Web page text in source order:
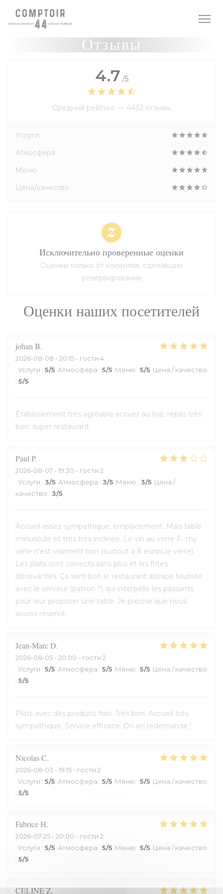
Панель управления cookies
Отзывы
Оценки наших посетителей
johan B
2026-08-08 - 20:15 - гости 4
Услуги : 5/5 Атмосфера : 5/5 Меню : 5/5 Цена / качество
: 5/5
Établissement très agréable accueil au top, repas très
bon. super restaurant.
Paul P
2026-08-07 - 19:30 - гости 2
Услуги : 3/5 Атмосфера : 3/5 Меню : 3/5 Цена /
качество : 3/5
Accueil assez sympathique, emplacement. Mais table
minuscule et très très inclinée. Le vin au verre F...my
wine n'est vraiment bon (surtout à 8 euros le verre).
Les plats sont corrects sans plus et les frites
décevantes. Ça sent bon le restaurant attrape touriste
avec le serveur (patron ?) qui interpelle les passants
pour leur proposer une table. Je précise que nous
avions réservé.
Jean-MarcD
2026-08-05 - 20:00 - гости 2
Услуги : 5/5 Атмосфера : 5/5 Меню : 5/5 Цена / качество
: 5/5
Plats avec des produits frais. Très bon. Accueil très
sympathique. Service efficace. On en redemande !
NicolasC
2026-08-03 - 19:15 - гости 2
Услуги : 5/5 Атмосфера : 5/5 Меню : 5/5 Цена / качество
: 5/5
FabriceH
2026-07-25 - 20:00 - гости 2
Услуги : 5/5 Атмосфера : 5/5 Меню : 5/5 Цена / качество
: 5/5
CELINEZ
4.7 /5
Средний рейтинг — 4432 отзывы
Услуги
Атмосфера
Меню
Цена/качество
Исключительно проверенные оценки
Оценки только от клиентов, сделавших
резервирование